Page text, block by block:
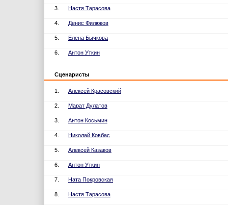
3. Настя Тарасова
4. Денис Филюков
5. Елена Бычкова
6. Антон Уткин
Сценаристы
1. Алексей Красовский
2. Марат Дулатов
3. Антон Косьмин
4. Николай Ковбас
5. Алексей Казаков
6. Антон Уткин
7. Ната Покровская
8. Настя Тарасова